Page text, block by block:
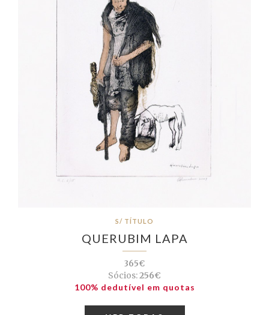
S/ TÍTULO
QUERUBIM LAPA
365€
Sócios:256€
100% dedutível em quotas